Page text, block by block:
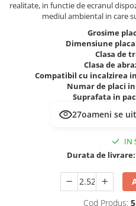
Finfloor 12mm
Kaindl - Laminat
Kronotex - Laminat
Advanced 8 mm
Herringbone 8 mm
Mammut 12 mm
realitate, in functie de ecranul
mediul ambiental in care
Grosime
Dimensiune
Clasa de
Clasa de
Compatibil cu incalzirea
Numar de placi
Suprafata in
27oameni se
IN
Durata de livrare:
Cod Produs: